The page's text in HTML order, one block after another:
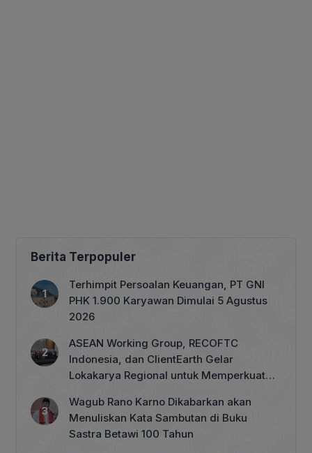
Berita Terpopuler
Terhimpit Persoalan Keuangan, PT GNI
PHK 1.900 Karyawan Dimulai 5 Agustus
2026
ASEAN Working Group, RECOFTC
Indonesia, dan ClientEarth Gelar
Lokakarya Regional untuk Memperkuat
Wagub Rano Karno Dikabarkan akan
Menuliskan Kata Sambutan di Buku
Sastra Betawi 100 Tahun